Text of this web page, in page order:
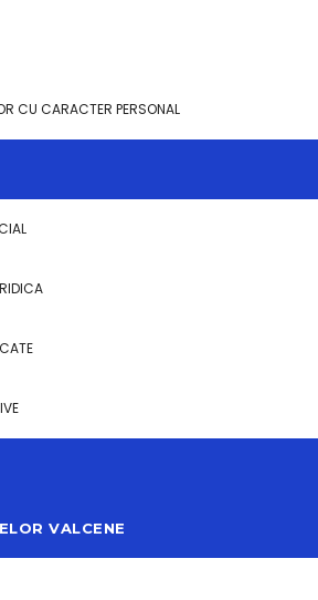
CU CARACTER PERSONAL
VALCENE
de mediu”!